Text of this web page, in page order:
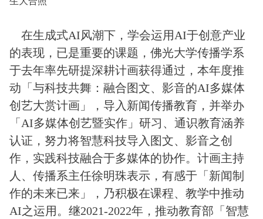
在生成式AI风潮下，学会运用AI于创意产业
的表现，已是重要的课题，佛光大学传播学系
于去年率先研提深耕计画获得通过，本年度推
动「与科技共舞：融合图文、影音的AI多媒体
创艺大赏计画」，导入新闻传播教育，并举办
「AI多媒体创艺暨实作」研习、通识教育涵养
认证，努力将智慧科技导入图文、影音之创
作，实践科技融合于多媒体的协作。计画主持
人、传播系主任徐明珠表示，有感于「新闻制
作的未来已来」，乃积极在课程、教学中推动
AI之运用。继2021-2022年，推动教育部「智慧